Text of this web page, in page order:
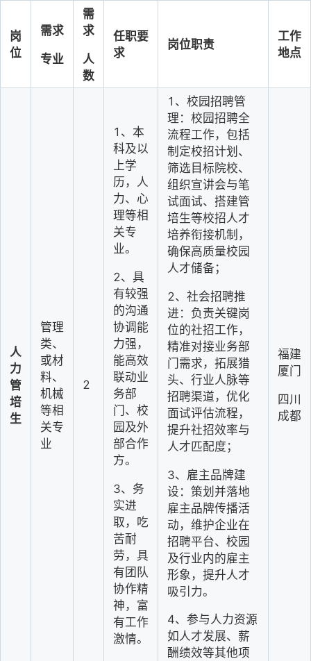
岗
位
需求
专业
需
求
人
数
任职要
求
岗位职责
工作
地点
人
力
管
培
生
管理
类、
或材
料、
机械
等相
关专
业
2
1 、本
科及以
上学
历，人
力、心
理等相
关专
业。
2、具
有较强
的沟通
协调能
力强，
能高效
联动业
务部
门、校
园及外
部合作
方。
3、务
实进
取，吃
苦耐
劳，具
有团队
协作精
神，富
有工作
激情。
1 、校园招聘管
理：校园招聘全
流程工作，包括
制定校招计划、
筛选目标院校、
组织宣讲会与笔
试面试、搭建管
培生等校招人才
培养衔接机制，
确保高质量校园
人才储备；
2、社会招聘推
进：负责关键岗
位的社招工作，
精准对接业务部
门需求，拓展猎
头、行业人脉等
招聘渠道，优化
面试评估流程，
提升社招效率与
人才匹配度；
3、雇主品牌建
设：策划并落地
雇主品牌传播活
动，维护企业在
招聘平台、校园
及行业内的雇主
形象，提升人才
吸引力。
4、参与人力资源
如人才发展、薪
酬绩效等其他项
福建
厦门
四川
成都